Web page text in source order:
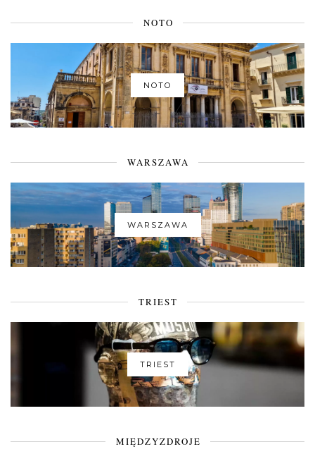
NOTO
NOTO
WARSZAWA
WARSZAWA
TRIEST
TRIEST
MIĘDZYZDROJE